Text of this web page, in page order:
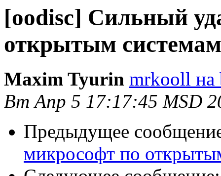
[oodisc] Сильный
открытым системам
Maxim Tyurin mrkooll на
Вт Апр 5 17:17:45 MSD
Предыдущее
микрософт по